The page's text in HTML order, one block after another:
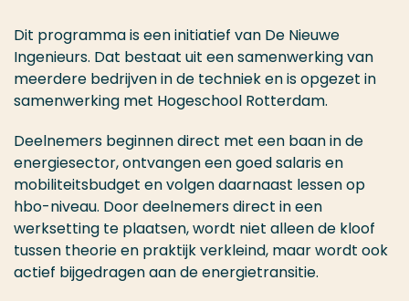
Dit programma is een initiatief van De Nieuwe
Ingenieurs. Dat bestaat uit een samenwerking van
meerdere bedrijven in de techniek en is opgezet in
samenwerking met Hogeschool Rotterdam.
Deelnemers beginnen direct met een baan in de
energiesector, ontvangen een goed salaris en
mobiliteitsbudget en volgen daarnaast lessen op
hbo-niveau. Door deelnemers direct in een
werksetting te plaatsen, wordt niet alleen de kloof
tussen theorie en praktijk verkleind, maar wordt ook
actief bijgedragen aan de energietransitie.